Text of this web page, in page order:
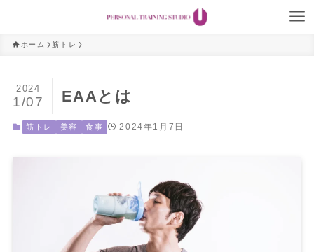
ホーム 筋トレ
EAAとは
2024
1/07
筋トレ 美容 食事 2024年1月7日